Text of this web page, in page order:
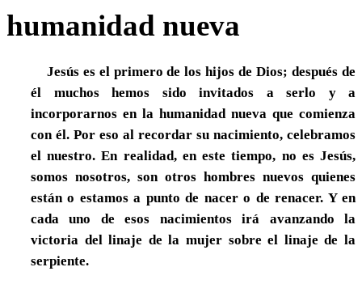
humanidad nueva
Jesús es el primero de los hijos de Dios; después de
él muchos hemos sido invitados a serlo y a
incorporarnos en la humanidad nueva que comienza
con él. Por eso al recordar su nacimiento, celebramos
el nuestro. En realidad, en este tiempo, no es Jesús,
somos nosotros, son otros hombres nuevos quienes
están o estamos a punto de nacer o de renacer. Y en
cada uno de esos nacimientos irá avanzando la
victoria del linaje de la mujer sobre el linaje de la
serpiente.